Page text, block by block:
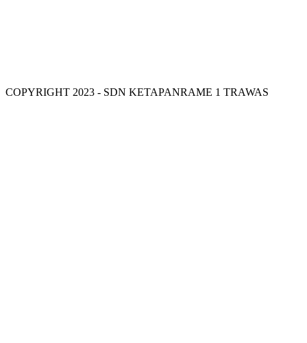
COPYRIGHT 2023 - SDN KETAPANRAME 1 TRAWAS